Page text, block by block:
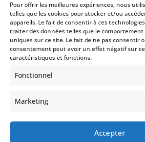
Pour offrir les meilleures expériences, nous
telles que les cookies pour stocker et/ou
appareils. Le fait de consentir à ces
traiter des données telles que le comportement
uniques sur ce site. Le fait de ne pas consentir
consentement peut avoir un effet négatif sur
caractéristiques et fonctions.
Fonctionnel
Marketing
Accepter
par la Sécurité sociale.
mutuelles proposent un
séances de psychologie,
auprès de votre
Toute séance non annulée
d'accueillir de